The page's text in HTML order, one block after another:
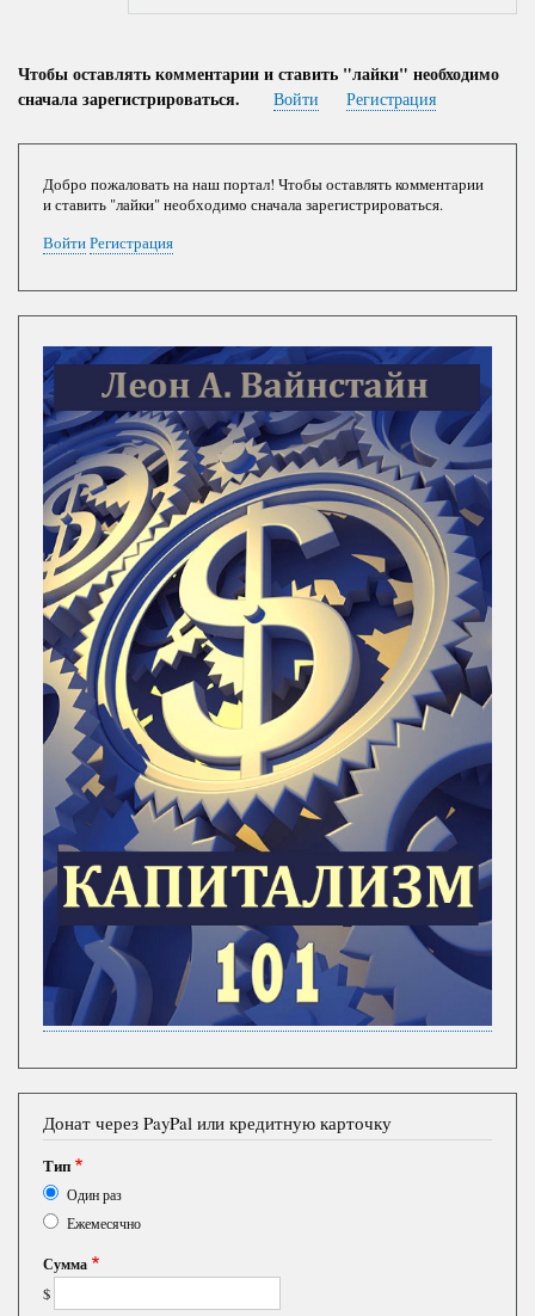
Чтобы оставлять комментарии и ставить "лайки" необходимо
сначала зарегистрироваться.
Войти Регистрация
Добро пожаловать на наш портал! Чтобы оставлять комментарии
и ставить "лайки" необходимо сначала зарегистрироваться.
ВойтиРегистрация
Донат через PayPal или кредитную карточку
Тип
Один раз
Ежемесячно
Сумма
$